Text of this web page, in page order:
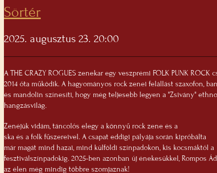
Sörtér
2025. augusztus 23. 20:00
A THE CRAZY ROGUES zenekar egy veszprémi FOLK PUNK ROCK
2014 óta működik. A hagyományos rock zenei felállást szaxofon,
és mandolin színesíti, hogy még teljesebb legyen a "Zsivány"
hangzásvilág.
Zenéjük vidám, táncolós elegy a könnyű rock zene és a
ska és a folk fűszereivel. A csapat eddigi pályája során kipróbálta
már magát mind hazai, mind külföldi színpadokon, kis kocsmáktól a
fesztiválszínpadokig. 2025-ben azonban új énekesükkel, Rompos
az élen még mindig többre szomjaznak!